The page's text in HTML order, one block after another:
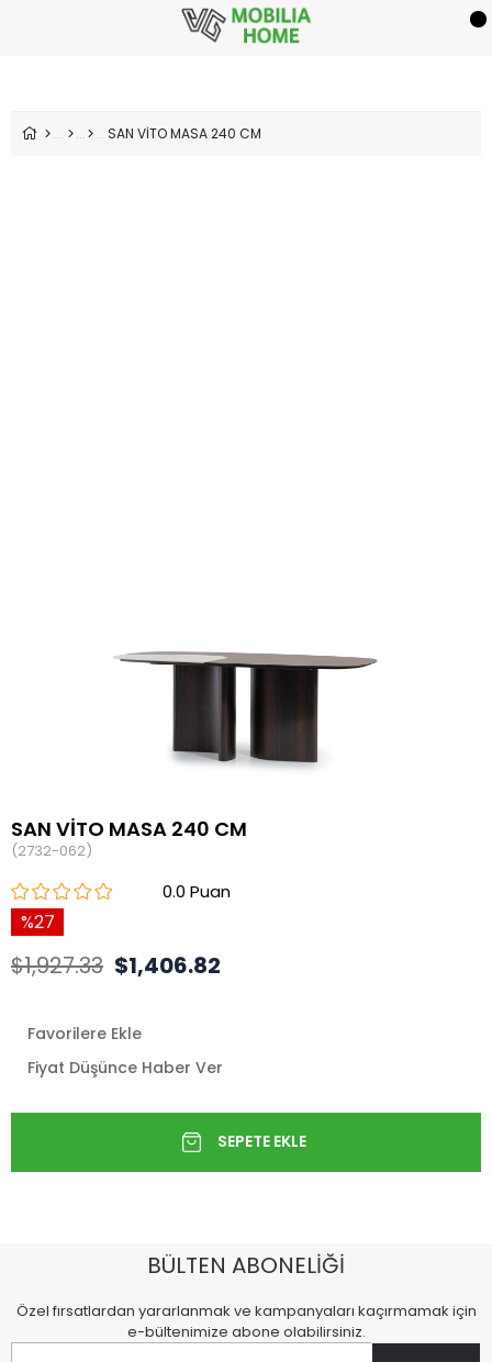
SAN VİTO MASA 240 CM
SAN VİTO MASA 240 CM
(2732-062)
0.0
27
$1,927.33 $1,406.82
Favorilere Ekle
Fiyat Düşünce Haber Ver
BÜLTEN ABONELİĞİ
Özel fırsatlardan yararlanmak ve kampanyaları kaçırmamak için
e-bültenimize abone olabilirsiniz.